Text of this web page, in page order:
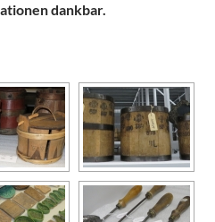
dankbar.